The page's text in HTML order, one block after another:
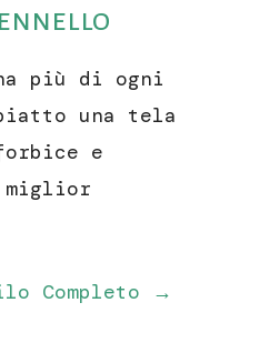
più di ogni
una tela
e
Completo →